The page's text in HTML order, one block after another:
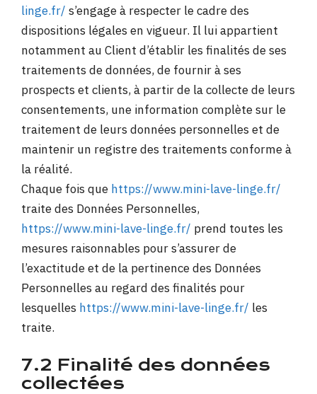
linge.fr/ s’engage à respecter le cadre des
dispositions légales en vigueur. Il lui appartient
notamment au Client d’établir les finalités de ses
traitements de données, de fournir à ses
prospects et clients, à partir de la collecte de leurs
consentements, une information complète sur le
traitement de leurs données personnelles et de
maintenir un registre des traitements conforme à
la réalité.
Chaque fois que https://www.mini-lave-linge.fr/
traite des Données Personnelles,
https://www.mini-lave-linge.fr/ prend toutes les
mesures raisonnables pour s’assurer de
l’exactitude et de la pertinence des Données
Personnelles au regard des finalités pour
lesquelles https://www.mini-lave-linge.fr/ les
traite.
7.2 Finalité des données
collectées